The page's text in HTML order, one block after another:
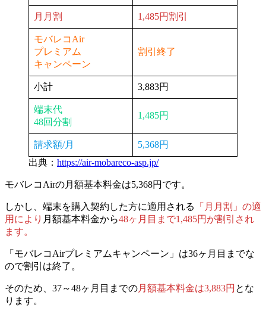
月月割 1,485円割引
モバレコAir
プレミアム
キャンペーン
割引終了
小計 3,883円
端末代
48回分割
1,485円
請求額/月
5,368円
出典： https://air-mobareco-asp.jp/
モバレコAirの月額基本料金は5,368円です。
しかし、端末を購入契約した方に適用される
「月月割」の適
用により 月額基本料金から48ヶ月目まで1,485円が割引され
ます。
「モバレコAirプレミアムキャンペーン」は36ヶ月目までな
ので割引は終了。
そのため、 37～48ヶ月目までの月額基本料金は3,883円 とな
ります。